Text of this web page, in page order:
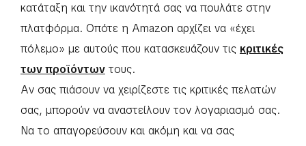
κατάταξη και την ικανότητά σας να πουλάτε στην
πλατφόρμα. Οπότε η Amazon αρχίζει να «έχει
πόλεμο» με αυτούς που κατασκευάζουν τις κριτικές
των προϊόντων τους.
Αν σας πιάσουν να χειρίζεστε τις κριτικές πελατών
σας, μπορούν να αναστείλουν τον λογαριασμό σας.
Να το απαγορεύσουν και ακόμη και να σας